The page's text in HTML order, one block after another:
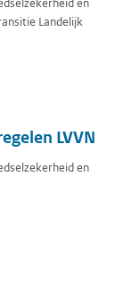
en
Landelijk
LVVN
en